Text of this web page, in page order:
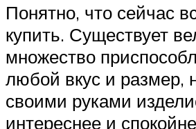
Понятно, что сейчас
купить. Существует
множество
любой вкус и размер,
своими руками
интереснее и